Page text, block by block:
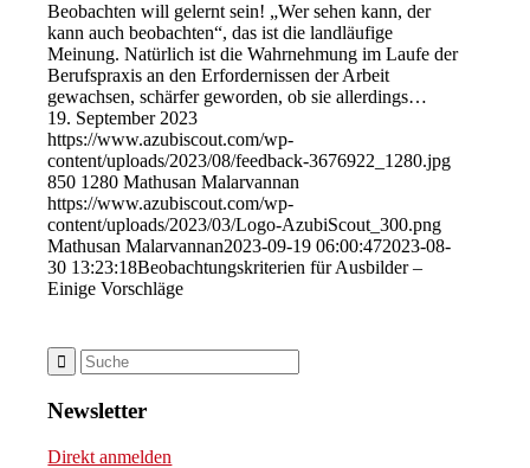
Beobachten will gelernt sein! „Wer sehen kann, der
kann auch beobachten“, das ist die landläufige
Meinung. Natürlich ist die Wahrnehmung im Laufe der
Berufspraxis an den Erfordernissen der Arbeit
gewachsen, schärfer geworden, ob sie allerdings…
19. September 2023
https://www.azubiscout.com/wp-
content/uploads/2023/08/feedback-3676922_1280.jpg
850 1280 Mathusan Malarvannan
https://www.azubiscout.com/wp-
content/uploads/2023/03/Logo-AzubiScout_300.png
Mathusan Malarvannan2023-09-19 06:00:472023-08-
30 13:23:18Beobachtungskriterien für Ausbilder –
Einige Vorschläge
Newsletter
Direkt anmelden